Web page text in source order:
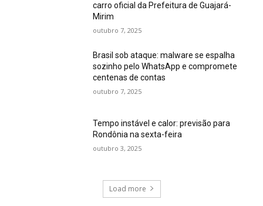
carro oficial da Prefeitura de Guajará-
Mirim
outubro 7, 2025
Brasil sob ataque: malware se espalha
sozinho pelo WhatsApp e compromete
centenas de contas
outubro 7, 2025
Tempo instável e calor: previsão para
Rondônia na sexta-feira
outubro 3, 2025
Load more